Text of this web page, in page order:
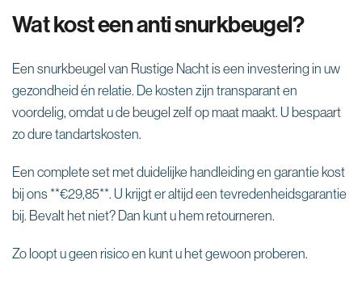
Wat kost een anti snurkbeugel?
Een snurkbeugel van Rustige Nacht is een investering in uw
gezondheid én relatie. De kosten zijn transparant en
voordelig, omdat u de beugel zelf op maat maakt. U bespaart
zo dure tandartskosten.
Een complete set met duidelijke handleiding en garantie kost
bij ons **€29,85**. U krijgt er altijd een tevredenheidsgarantie
bij. Bevalt het niet? Dan kunt u hem retourneren.
Zo loopt u geen risico en kunt u het gewoon proberen.